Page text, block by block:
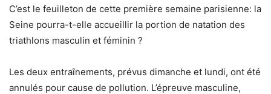
C’est le feuilleton de cette première semaine parisienne: la
Seine pourra-t-elle accueillir la portion de natation des
triathlons masculin et féminin ?
Les deux entraînements, prévus dimanche et lundi, ont été
annulés pour cause de pollution. L’épreuve masculine,